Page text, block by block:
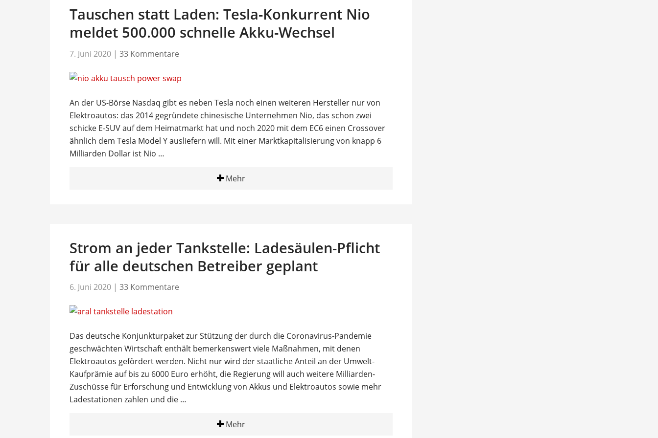
Tauschen statt Laden: Tesla-Konkurrent Nio
meldet 500.000 schnelle Akku-Wechsel
7. Juni 2020 | 33 Kommentare
An der US-Börse Nasdaq gibt es neben Tesla noch einen weiteren Hersteller nur von
Elektroautos: das 2014 gegründete chinesische Unternehmen Nio, das schon zwei
schicke E-SUV auf dem Heimatmarkt hat und noch 2020 mit dem EC6 einen Crossover
ähnlich dem Tesla Model Y ausliefern will. Mit einer Marktkapitalisierung von knapp 6
Milliarden Dollar ist Nio …
Mehr
Strom an jeder Tankstelle: Ladesäulen-Pflicht
für alle deutschen Betreiber geplant
6. Juni 2020 | 33 Kommentare
Das deutsche Konjunkturpaket zur Stützung der durch die Coronavirus-Pandemie
geschwächten Wirtschaft enthält bemerkenswert viele Maßnahmen, mit denen
Elektroautos gefördert werden. Nicht nur wird der staatliche Anteil an der Umwelt-
Kaufprämie auf bis zu 6000 Euro erhöht, die Regierung will auch weitere Milliarden-
Zuschüsse für Erforschung und Entwicklung von Akkus und Elektroautos sowie mehr
Ladestationen zahlen und die …
Mehr